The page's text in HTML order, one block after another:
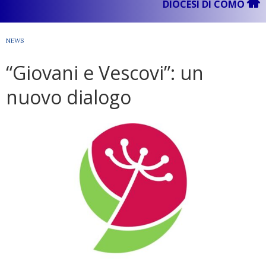
DIOCESI DI COMO
NEWS
“Giovani e Vescovi”: un
nuovo dialogo